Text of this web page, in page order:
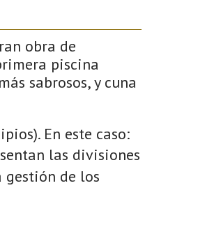
obra de
piscina
sabrosos, y cuna
En este caso:
las divisiones
gestión de los